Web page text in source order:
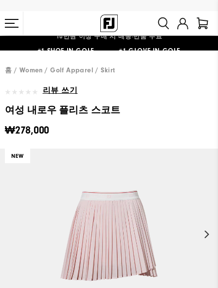
10만원 이상 구매 시 배송·반품 무료
홈 Women Golf Apparel Skirt
리뷰 쓰기
여성 내로우 플리츠 스코트
₩278,000
NEW